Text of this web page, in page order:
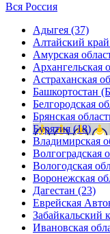
Вся Россия
Адыгея (37)
Алтайский
Амурская
Архангельская
Астраханская
Башкортостан
Белгородская
Брянская
Бурятия (18)
Владимирская
Волгоградская
Вологодская
Воронежская
Дагестан (23)
Еврейская
Забайкальский
Ивановская